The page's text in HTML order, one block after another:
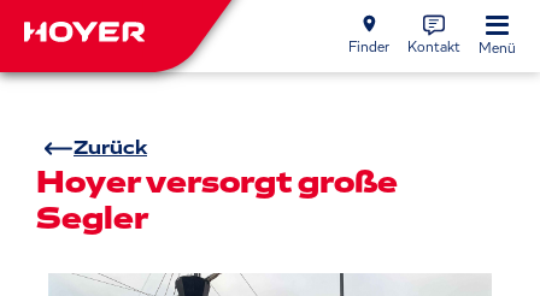
Finder Kontakt Menü
Zurück
Hoyer versorgt große
Segler